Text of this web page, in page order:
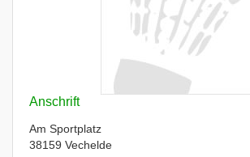
Anschrift
Am Sportplatz
38159 Vechelde